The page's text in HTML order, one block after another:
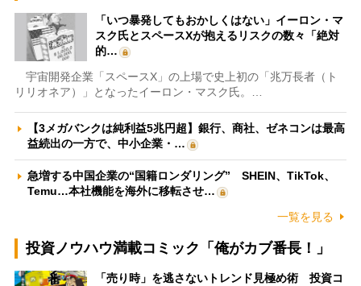
「いつ暴発してもおかしくはない」イーロン・マ
スク氏とスペースXが抱えるリスクの数々「絶対
的…
宇宙開発企業「スペースX」の上場で史上初の「兆万長者（ト
リリオネア）」となったイーロン・マスク氏。…
【3メガバンクは純利益5兆円超】銀行、商社、ゼネコンは最高
益続出の一方で、中小企業・…
急増する中国企業の“国籍ロンダリング” SHEIN、TikTok、
Temu…本社機能を海外に移転させ…
一覧を見る
投資ノウハウ満載コミック「俺がカブ番長！」
「売り時」を逃さないトレンド見極め術 投資コ